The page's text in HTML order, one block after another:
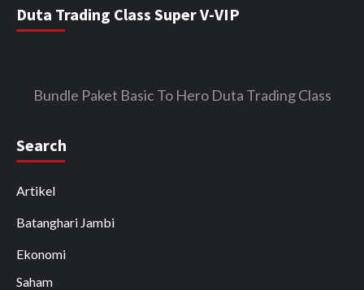
Duta Trading Class Super V-VIP
Bundle Paket Basic To Hero Duta Trading Class
Search
Artikel
Batanghari Jambi
Ekonomi
Saham